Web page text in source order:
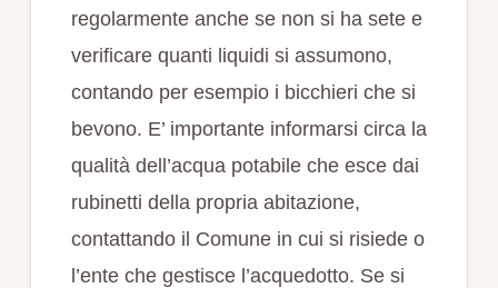
regolarmente anche se non si ha sete e
verificare quanti liquidi si assumono,
contando per esempio i bicchieri che si
bevono. E’ importante informarsi circa la
qualità dell’acqua potabile che esce dai
rubinetti della propria abitazione,
contattando il Comune in cui si risiede o
l’ente che gestisce l’acquedotto. Se si